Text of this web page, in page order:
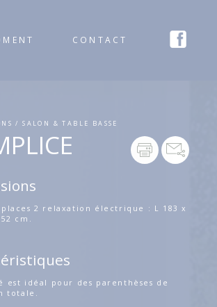
CONTACT
/ SALON & TABLE BASSE
places 2 relaxation électrique : L 183 x
cm.
est idéal pour des parenthèses de
totale.